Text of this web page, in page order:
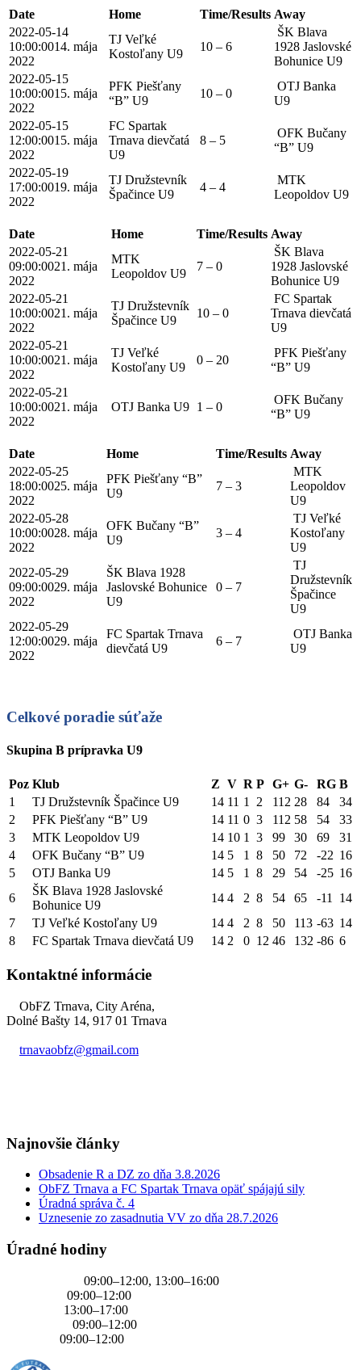
Date Home Time/Results Away
2022-05-14
10:00:0014. mája
2022
TJ Veľké
Kostoľany U9
10 – 6
ŠK Blava
1928 Jaslovské
Bohunice U9
2022-05-15
10:00:0015. mája
2022
PFK Piešťany
“B” U9
10 – 0
OTJ Banka
U9
2022-05-15
12:00:0015. mája
2022
FC Spartak
Trnava dievčatá
U9
8 – 5
OFK Bučany
“B” U9
2022-05-19
17:00:0019. mája
2022
TJ Družstevník
Špačince U9
4 – 4
MTK
Leopoldov U9
Date Home Time/Results Away
2022-05-21
09:00:0021. mája
2022
MTK
Leopoldov U9
7 – 0
ŠK Blava
1928 Jaslovské
Bohunice U9
2022-05-21
10:00:0021. mája
2022
TJ Družstevník
Špačince U9
10 – 0
FC Spartak
Trnava dievčatá
U9
2022-05-21
10:00:0021. mája
2022
TJ Veľké
Kostoľany U9
0 – 20
PFK Piešťany
“B” U9
2022-05-21
10:00:0021. mája
2022
OTJ Banka U9 1 – 0
OFK Bučany
“B” U9
Date Home Time/Results Away
2022-05-25
18:00:0025. mája
2022
PFK Piešťany “B”
U9
7 – 3
MTK
Leopoldov
U9
2022-05-28
10:00:0028. mája
2022
OFK Bučany “B”
U9
3 – 4
TJ Veľké
Kostoľany
U9
2022-05-29
09:00:0029. mája
2022
ŠK Blava 1928
Jaslovské Bohunice
U9
0 – 7
TJ
Družstevník
Špačince
U9
2022-05-29
12:00:0029. mája
2022
FC Spartak Trnava
dievčatá U9
6 – 7
OTJ Banka
U9
Celkové poradie súťaže
Skupina B prípravka U9
Poz Klub Z V R P G+ G- RG B
1
TJ Družstevník Špačince U9 14 11 1 2 112 28 84
34
2
PFK Piešťany “B” U9 14 11 0 3 112 58 54
33
3
MTK Leopoldov U9 14 10 1 3 99 30 69
31
4
OFK Bučany “B” U9 14 5 1 8 50 72 -22 16
5
OTJ Banka U9 14 5 1 8 29 54 -25 16
6
ŠK Blava 1928 Jaslovské
Bohunice U9
14 4 2 8 54 65 -11 14
7
TJ Veľké Kostoľany U9 14 4 2 8 50 113 -63 14
8
FC Spartak Trnava dievčatá U9 14 2 0 12 46 132 -86 6
Kontaktné informácie
ObFZ Trnava, City Aréna,
Dolné Bašty 14, 917 01 Trnava
trnavaobfz@gmail.com
Najnovšie články
Obsadenie R a DZ zo dňa 3.8.2026
ObFZ Trnava a FC Spartak Trnava opäť spájajú sily
Úradná správa č. 4
Uznesenie zo zasadnutia VV zo dňa 28.7.2026
Úradné hodiny
09:00–12:00, 13:00–16:00
09:00–12:00
13:00–17:00
09:00–12:00
09:00–12:00